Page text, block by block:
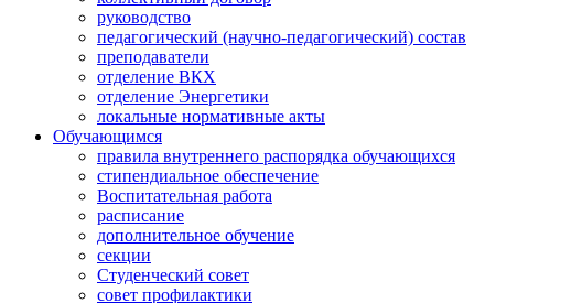
руководство
педагогический (научно-педагогический) состав
преподаватели
отделение ВКХ
отделение Энергетики
локальные нормативные акты
Обучающимся
правила внутреннего распорядка обучающихся
стипендиальное обеспечение
Воспитательная работа
расписание
дополнительное обучение
секции
Студенческий совет
совет профилактики